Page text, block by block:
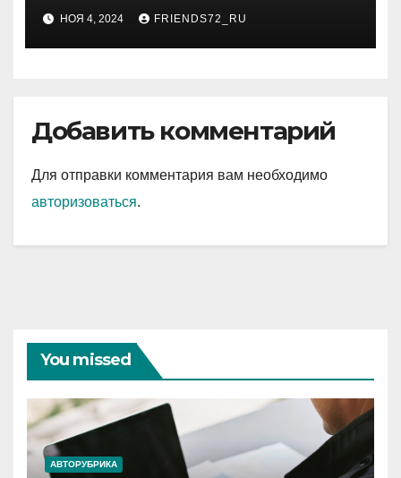
системы отопления
НОЯ 4, 2024 FRIENDS72_RU
Добавить комментарий
Для отправки комментария вам необходимо
авторизоваться.
You missed
АВТОРУБРИКА